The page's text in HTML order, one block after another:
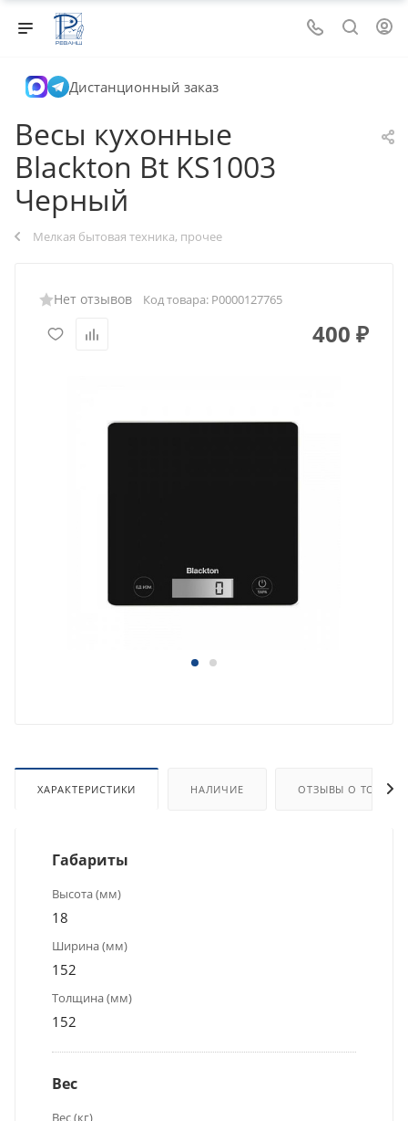
Дистанционный заказ
Весы кухонные
Blackton Bt KS1003
Черный
Мелкая бытовая техника, прочее
Нет отзывов Код товара: Р0000127765
400 ₽
ХАРАКТЕРИСТИКИ НАЛИЧИЕ ОТЗЫВЫ О ТОВАРЕ
Габариты
Высота (мм)
18
Ширина (мм)
152
Толщина (мм)
152
Вес
Вес (кг)